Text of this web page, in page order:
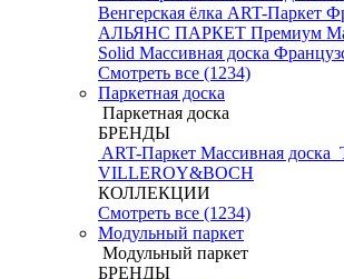
Венгерская ёлка ART-Паркет
АЛЬЯНС ПАРКЕТ Премиум
Solid Массивная доска
Смотреть все (1234)
Паркетная доска
Паркетная доска
БРЕНДЫ
ART-Паркет Массивная доска
VILLEROY&BOCH
КОЛЛЕКЦИИ
Смотреть все (1234)
Модульный паркет
Модульный паркет
БРЕНДЫ